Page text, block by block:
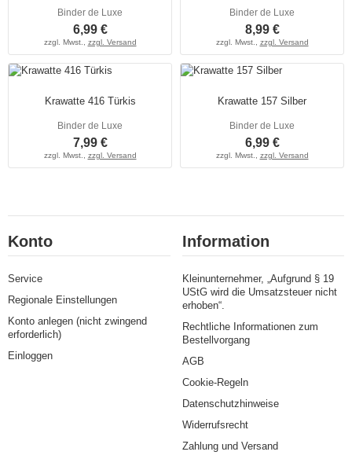
Binder de Luxe
6,99 €
zzgl. Mwst., zzgl. Versand
Binder de Luxe
8,99 €
zzgl. Mwst., zzgl. Versand
Krawatte 416 Türkis
Binder de Luxe
7,99 €
zzgl. Mwst., zzgl. Versand
Krawatte 157 Silber
Binder de Luxe
6,99 €
zzgl. Mwst., zzgl. Versand
Konto
Service
Regionale Einstellungen
Konto anlegen (nicht zwingend
erforderlich)
Einloggen
Information
Kleinunternehmer, „Aufgrund § 19
UStG wird die Umsatzsteuer nicht
erhoben“.
Rechtliche Informationen zum
Bestellvorgang
AGB
Cookie-Regeln
Datenschutzhinweise
Widerrufsrecht
Zahlung und Versand